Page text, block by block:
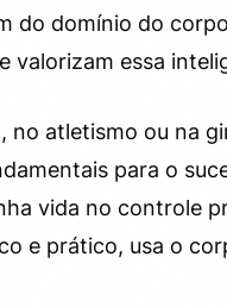
do domínio do
valorizam essa
no atletismo ou na
para o
vida no controle
e prático, usa o